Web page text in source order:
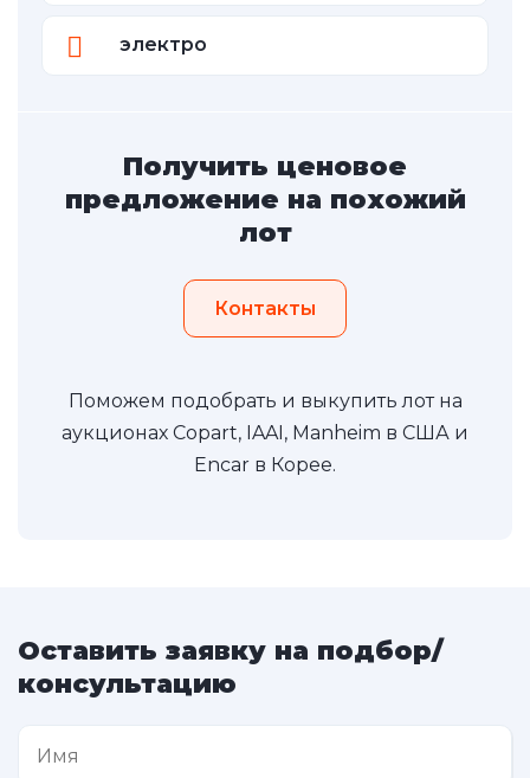
электро
Получить ценовое
предложение на похожий
лот
Контакты
Поможем подобрать и выкупить лот на
аукционах Copart, IAAI, Manheim в США и
Encar в Корее.
Оставить заявку на подбор/
консультацию